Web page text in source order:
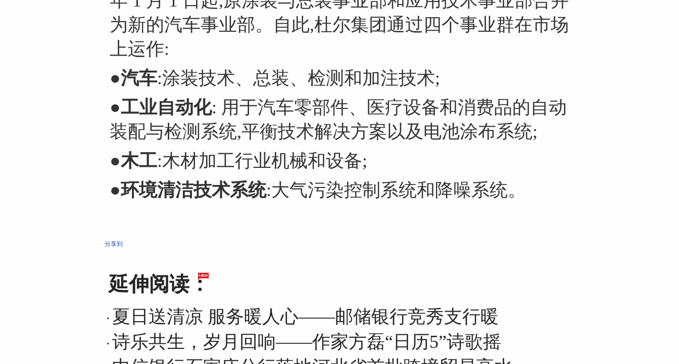
为新的汽车事业部。自此,杜尔集团通过四个事业群在市场
上运作:
●汽车:涂装技术、总装、检测和加注技术;
●工业自动化: 用于汽车零部件、医疗设备和消费品的自动
装配与检测系统,平衡技术解决方案以及电池涂布系统;
●木工:木材加工行业机械和设备;
●环境清洁技术系统:大气污染控制系统和降噪系统。
分享到
延伸阅读：
夏日送清凉 服务暖人心——邮储银行竞秀支行暖
诗乐共生，岁月回响——作家方磊“日历5”诗歌摇